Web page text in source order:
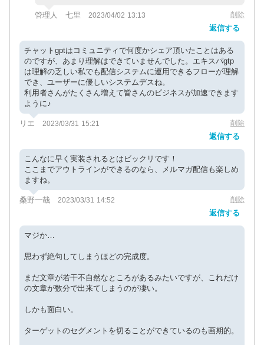
管理人 七里 2023/04/02 13:13 削除
返信する
チャットgptはコミュニティで何度かシェア頂いたことはある
のですが、あまり理解はできていませんでした。エキスパgtp
は理解の乏しい私でも配信システムに運用できるフローが理解
でき、ユーザーに優しいシステムデスね。
利用者さんがたくさん増えて皆さんのビジネスが加速できます
ように♪
リエ 2023/03/31 15:21 削除
返信する
こんなに早く実装されるとはビックリです！
ここまでアウトラインができるのなら、メルマガ配信も楽しめ
ますね。
桑野一哉 2023/03/31 14:52 削除
返信する
マジか…
思わず絶句してしまうほどの完成度。
まだ文章が若干不自然なところがあるみたいですが、これだけ
の文章が数分で出来てしまうのが凄い。
しかも面白い。
ターゲットのセグメントを切ることができているのも画期的。